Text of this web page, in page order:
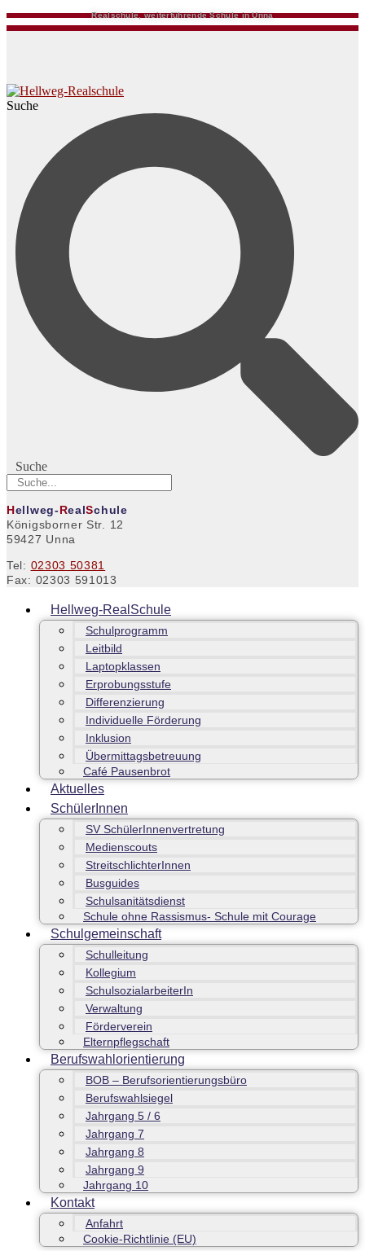
Realschule, weiterführende Schule in Unna
Suche
Suche
Hellweg-RealSchule
Königsborner Str. 12
59427 Unna
Tel: 02303 50381
Fax: 02303 591013
Hellweg-RealSchule
Schulprogramm
Leitbild
Laptopklassen
Erprobungsstufe
Differenzierung
Individuelle Förderung
Inklusion
Übermittagsbetreuung
Café Pausenbrot
Aktuelles
SchülerInnen
SV SchülerInnenvertretung
Medienscouts
StreitschlichterInnen
Busguides
Schulsanitätsdienst
Schule ohne Rassismus- Schule mit Courage
Schulgemeinschaft
Schulleitung
Kollegium
SchulsozialarbeiterIn
Verwaltung
Förderverein
Elternpflegschaft
Berufswahlorientierung
BOB – Berufsorientierungsbüro
Berufswahlsiegel
Jahrgang 5 / 6
Jahrgang 7
Jahrgang 8
Jahrgang 9
Jahrgang 10
Kontakt
Anfahrt
Cookie-Richtlinie (EU)